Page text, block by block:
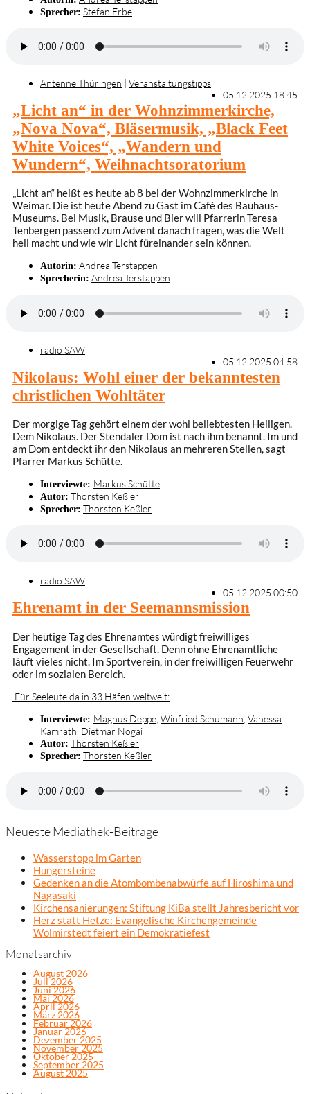
Sprecher: Stefan Erbe
Antenne Thüringen | Veranstaltungstipps
05.12.2025 18:45
„Licht an“ in der Wohnzimmerkirche,
„Nova Nova“, Bläsermusik, „Black Feet
White Voices“, „Wandern und
Wundern“, Weihnachtsoratorium
„Licht an“ heißt es heute ab 8 bei der Wohnzimmerkirche in
Weimar. Die ist heute Abend zu Gast im Café des Bauhaus-
Museums. Bei Musik, Brause und Bier will Pfarrerin Teresa
Tenbergen passend zum Advent danach fragen, was die Welt
hell macht und wie wir Licht füreinander sein können.
Autorin: Andrea Terstappen
Sprecherin: Andrea Terstappen
radio SAW
05.12.2025 04:58
Nikolaus: Wohl einer der bekanntesten
christlichen Wohltäter
Der morgige Tag gehört einem der wohl beliebtesten Heiligen.
Dem Nikolaus. Der Stendaler Dom ist nach ihm benannt. Im und
am Dom entdeckt ihr den Nikolaus an mehreren Stellen, sagt
Pfarrer Markus Schütte.
Interviewte: Markus Schütte
Autor: Thorsten Keßler
Sprecher: Thorsten Keßler
radio SAW
05.12.2025 00:50
Ehrenamt in der Seemannsmission
Der heutige Tag des Ehrenamtes würdigt freiwilliges
Engagement in der Gesellschaft. Denn ohne Ehrenamtliche
läuft vieles nicht. Im Sportverein, in der freiwilligen Feuerwehr
oder im sozialen Bereich.
Für Seeleute da in 33 Häfen weltweit:
Interviewte: Magnus Deppe Winfried Schumann Vanessa
Kamrath Dietmar Nogai
Autor: Thorsten Keßler
Sprecher: Thorsten Keßler
Neueste Mediathek-Beiträge
Wasserstopp im Garten
Hungersteine
Gedenken an die Atombombenabwürfe auf Hiroshima und
Nagasaki
Kirchensanierungen: Stiftung KiBa stellt Jahresbericht vor
Herz statt Hetze: Evangelische Kirchengemeinde
Wolmirstedt feiert ein Demokratiefest
Monatsarchiv
August 2026
Juli 2026
Juni 2026
Mai 2026
April 2026
März 2026
Februar 2026
Januar 2026
Dezember 2025
November 2025
Oktober 2025
September 2025
August 2025